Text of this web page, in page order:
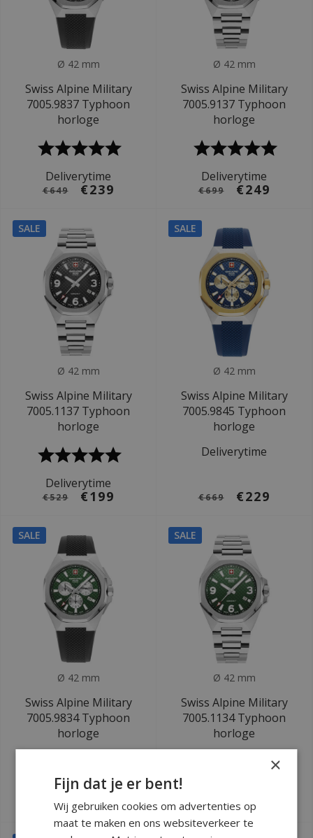
Ø 42 mm
Swiss Alpine Military
7005.9837 Typhoon
horloge
Deliverytime
€649 €239
Ø 42 mm
Swiss Alpine Military
7005.9137 Typhoon
horloge
Deliverytime
€699 €249
SALE
Ø 42 mm
Swiss Alpine Military
7005.1137 Typhoon
horloge
Deliverytime
€529 €199
SALE
Ø 42 mm
Swiss Alpine Military
7005.9845 Typhoon
horloge
Deliverytime
€669 €229
SALE
Ø 42 mm
Swiss Alpine Military
7005.9834 Typhoon
horloge
€649 €239
SALE
Ø 42 mm
Swiss Alpine Military
7005.1134 Typhoon
horloge
€529 €199
×
Fijn dat je er bent!
Wij gebruiken cookies om advertenties op
maat te maken en ons websiteverkeer te